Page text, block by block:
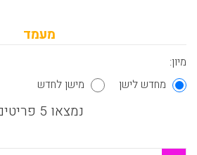
מעמד
מיון:
מחדש לישן
מישן לחדש
נמצאו 5 פריטים